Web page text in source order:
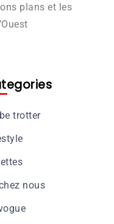
plans et les
trotter
nous